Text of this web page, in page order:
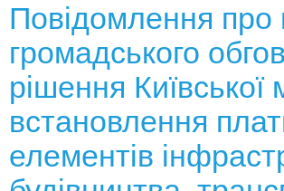
Повідомлення про
громадського
рішення Київської
встановлення
елементів